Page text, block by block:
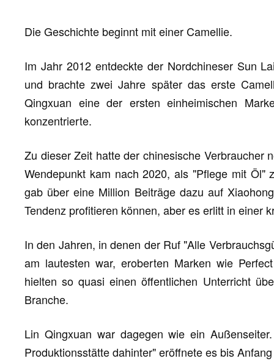
Die Geschichte beginnt mit einer Camellie.
Im Jahr 2012 entdeckte der Nordchineser Sun
und brachte zwei Jahre später das erste
Qingxuan eine der ersten einheimischen
konzentrierte.
Zu dieser Zeit hatte der chinesische Verbraucher
Wendepunkt kam nach 2020, als "Pflege mit
gab über eine Million Beiträge dazu auf
Tendenz profitieren können, aber es erlitt in einer
In den Jahren, in denen der Ruf "Alle
am lautesten war, eroberten Marken wie
hielten so quasi einen öffentlichen Unterricht
Branche.
Lin Qingxuan war dagegen wie ein
Produktionsstätte dahinter" eröffnete es bis